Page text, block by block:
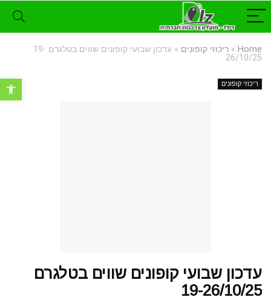
פתח
Home
» ריכוזי קופונים »
עדכון שבועי קופונים שווים בטלגרם 19-
26/10/25
ריכוזי קופונים
עדכון שבועי קופונים שווים בטלגרם
19-26/10/25